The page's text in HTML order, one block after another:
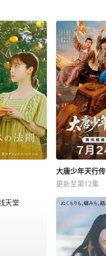
大唐少年天行传
更新至第12集